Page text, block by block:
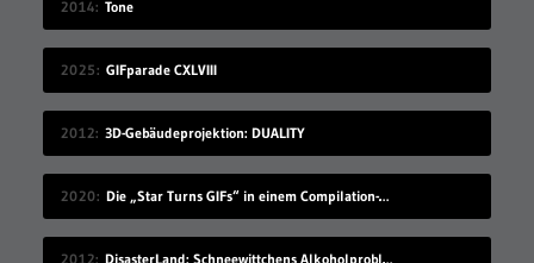
2014 Tone
2025 GIFparade CXLVIII
2012 3D-Gebäudeprojektion: DUALITY
2020 Die „Star Turns GIFs“ in einem Compilation-Video
2012 DisasterLand: Schneewittchens Alkoholproblem